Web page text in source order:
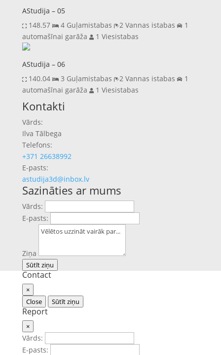
AStudija – 05
148.57
4 Guļamistabas 2 Vannas istabas 1
automašīnai garāža
1 Viesistabas
AStudija – 06
140.04
3 Guļamistabas 2 Vannas istabas 1
automašīnai garāža
1 Viesistabas
Previous
Next
Kontakti
Vārds:
Ilva Tālbega
Telefons:
+371 26638992
E-pasts:
astudija3d@inbox.lv
Sazināties ar mums
Vārds:
E-pasts:
Ziņa
Sūtīt ziņu
Contact
×
Close
Sūtīt ziņu
Report
×
Vārds:
E-pasts: